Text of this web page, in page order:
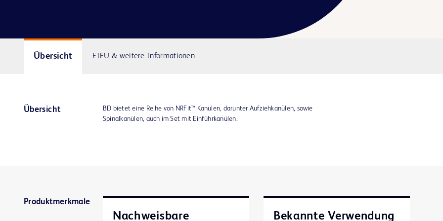
Übersicht EIFU & weitere Informationen
Übersicht
BD bietet eine Reihe von NRFit™ Kanülen, darunter Aufziehkanülen, sowie
Spinalkanülen, auch im Set mit Einführkanülen.
Produktmerkmale
Nachweisbare Bekannte Verwendung